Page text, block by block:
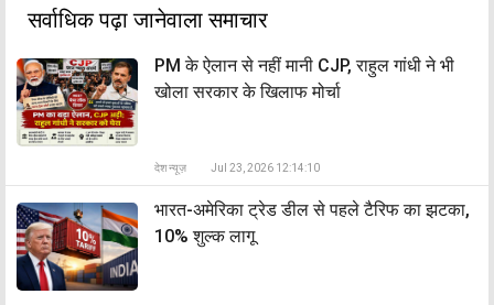
सर्वाधिक पढ़ा जानेवाला समाचार
PM के ऐलान से नहीं मानी CJP, राहुल गांधी ने भी
खोला सरकार के खिलाफ मोर्चा
देश न्यूज़ Jul 23, 2026 12:14:10
भारत-अमेरिका ट्रेड डील से पहले टैरिफ का झटका,
10% शुल्क लागू